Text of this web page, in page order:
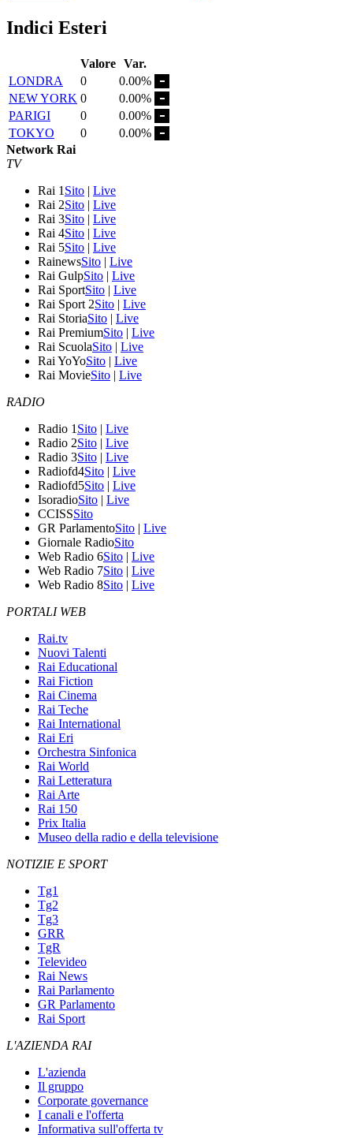
Indici Esteri
Valore Var.
LONDRA
0
0.00%
NEW YORK 0
0.00%
PARIGI
0
0.00%
TOKYO
0
0.00%
Network Rai
TV
Rai 1 Sito | Live
Rai 2Sito | Live
Rai 3Sito | Live
Rai 4Sito | Live
Rai 5Sito | Live
RainewsSito | Live
Rai GulpSito | Live
Rai SportSito | Live
Rai Sport 2Sito | Live
Rai StoriaSito | Live
Rai PremiumSito | Live
Rai ScuolaSito | Live
Rai YoYoSito | Live
Rai MovieSito | Live
RADIO
Radio 1 Sito | Live
Radio 2Sito | Live
Radio 3Sito | Live
Radiofd4Sito | Live
Radiofd5Sito | Live
IsoradioSito | Live
CCISSSito
GR ParlamentoSito | Live
Giornale RadioSito
Web Radio 6Sito | Live
Web Radio 7Sito | Live
Web Radio 8Sito | Live
PORTALI WEB
Rai.tv
Nuovi Talenti
Rai Educational
Rai Fiction
Rai Cinema
Rai Teche
Rai International
Rai Eri
Orchestra Sinfonica
Rai World
Rai Letteratura
Rai Arte
Rai 150
Prix Italia
Museo della radio e della televisione
NOTIZIE E SPORT
Tg1
Tg2
Tg3
GRR
TgR
Televideo
Rai News
Rai Parlamento
GR Parlamento
Rai Sport
L'AZIENDA RAI
L'azienda
Il gruppo
Corporate governance
I canali e l'offerta
Informativa sull'offerta tv